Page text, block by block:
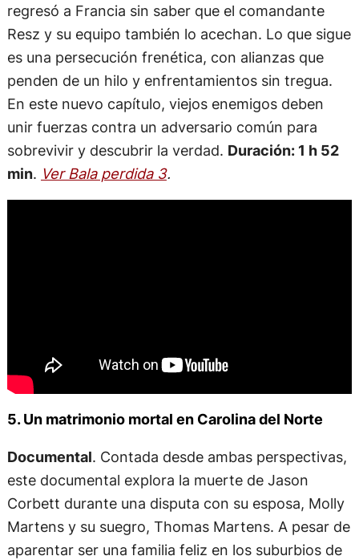
regresó a Francia sin saber que el comandante
Resz y su equipo también lo acechan. Lo que sigue
es una persecución frenética, con alianzas que
penden de un hilo y enfrentamientos sin tregua.
En este nuevo capítulo, viejos enemigos deben
unir fuerzas contra un adversario común para
sobrevivir y descubrir la verdad. Duración: 1 h 52
min. Ver Bala perdida 3.
5. Un matrimonio mortal en Carolina del Norte
Documental. Contada desde ambas perspectivas,
este documental explora la muerte de Jason
Corbett durante una disputa con su esposa, Molly
Martens y su suegro, Thomas Martens. A pesar de
aparentar ser una familia feliz en los suburbios de